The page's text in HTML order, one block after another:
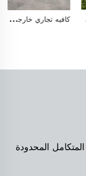
السطح كشك تجاري خارجي عصري بطول ٢٠ قدمًا و٤٠ قدمًا مصنوع من حاويات الشحن المتنقلة، مزوّد بمقاعد
المحدودة